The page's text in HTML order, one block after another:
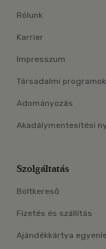
Rólunk
Karrier
Impresszum
Társadalmi programok
Adományozás
Akadálymentesítési
Szolgáltatás
Boltkereső
Fizetés és szállítás
Ajándékkártya